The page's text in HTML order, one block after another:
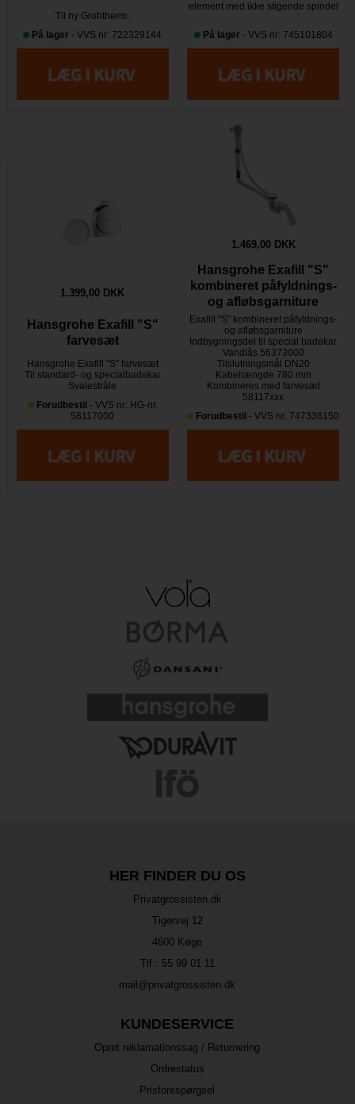
Til ny Grohtherm.
På lager - VVS nr: 722329144
element med ikke stigende spindel
På lager- VVS nr: 745101804
1.399,00 DKK
Hansgrohe Exafill "S"
farvesæt
Hansgrohe Exafill "S" farvesæt
Til standard- og specialbadekar
Svalestråle
Forudbestil - VVS nr: HG-nr.
58117000
1.469,00 DKK
Hansgrohe Exafill "S"
kombineret påfyldnings-
og afløbsgarniture
Exafill "S" kombineret påfyldnings-
og afløbsgarniture
Indbygningsdel til special badekar
Vandlås 56373000
Tilslutningsmål DN20
Kabellængde 780 mm
Kombineres med farvesæt
58117xxx
Forudbestil - VVS nr: 747336150
HER FINDER DU OS
Privatgrossisten.dk
Tigervej 12
4600 Køge
Tlf.: 55 99 01 11
mail@privatgrossisten.dk
KUNDESERVICE
Opret reklamationssag / Returnering
Ordrestatus
Prisforespørgsel